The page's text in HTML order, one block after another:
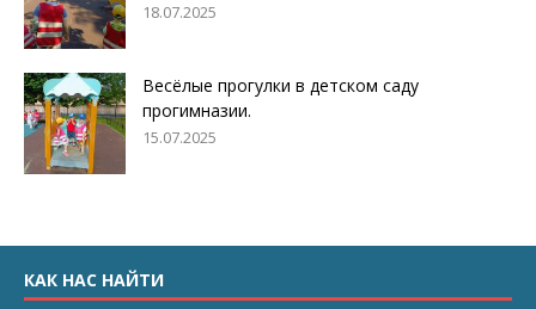
18.07.2025
Весёлые прогулки в детском саду
прогимназии.
15.07.2025
КАК НАС НАЙТИ